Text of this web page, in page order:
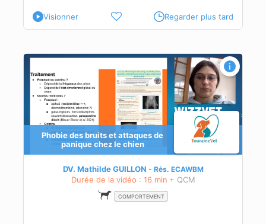
Visionner Regarder plus tard
Phobie des bruits et attaques de
panique chez le chien
DV. Mathilde GUILLON Rés. ECAWBM
Durée de la vidéo : 16 min + QCM
COMPORTEMENT